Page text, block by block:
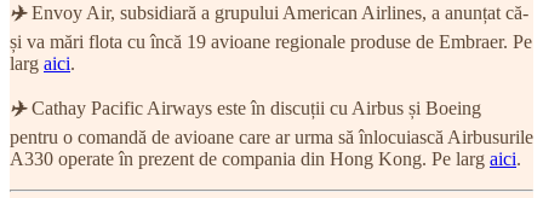
✈️Envoy Air, subsidiară a grupului American Airlines, a anunțat că-
și va mări flota cu încă 19 avioane regionale produse de Embraer. Pe
larg aici.
✈️Cathay Pacific Airways este în discuții cu Airbus și Boeing
pentru o comandă de avioane care ar urma să înlocuiască Airbusurile
A330 operate în prezent de compania din Hong Kong. Pe larg aici.